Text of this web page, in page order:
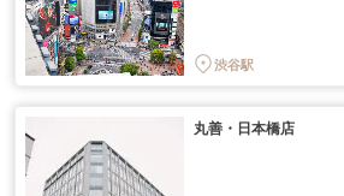
渋谷駅
丸善・日本橋店